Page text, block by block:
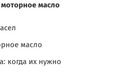
масло
масло
когда их нужно